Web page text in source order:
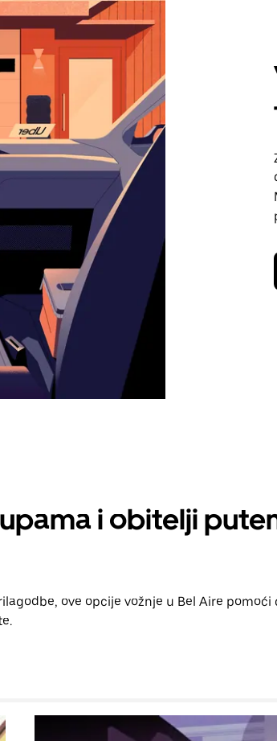
i obitelji
ove opcije vožnje u Bel Aire pomoći